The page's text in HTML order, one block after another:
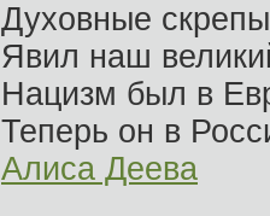
Духовные
Явил наш
Нацизм был в
Теперь он в
Алиса Деева